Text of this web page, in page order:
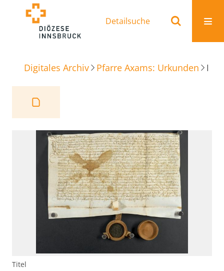
Detailsuche
Digitales Archiv Pfarre Axams: Urkunden
Titel